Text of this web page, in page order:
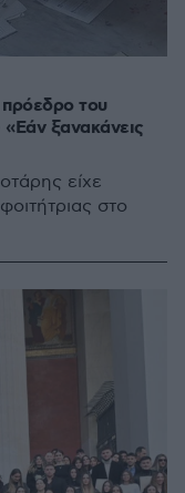
του
ξανακάνεις
είχε
στο